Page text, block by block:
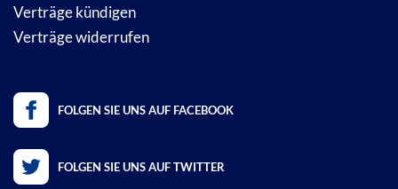
Verträge kündigen
Verträge widerrufen
FOLGEN SIE UNS AUF FACEBOOK
FOLGEN SIE UNS AUF TWITTER